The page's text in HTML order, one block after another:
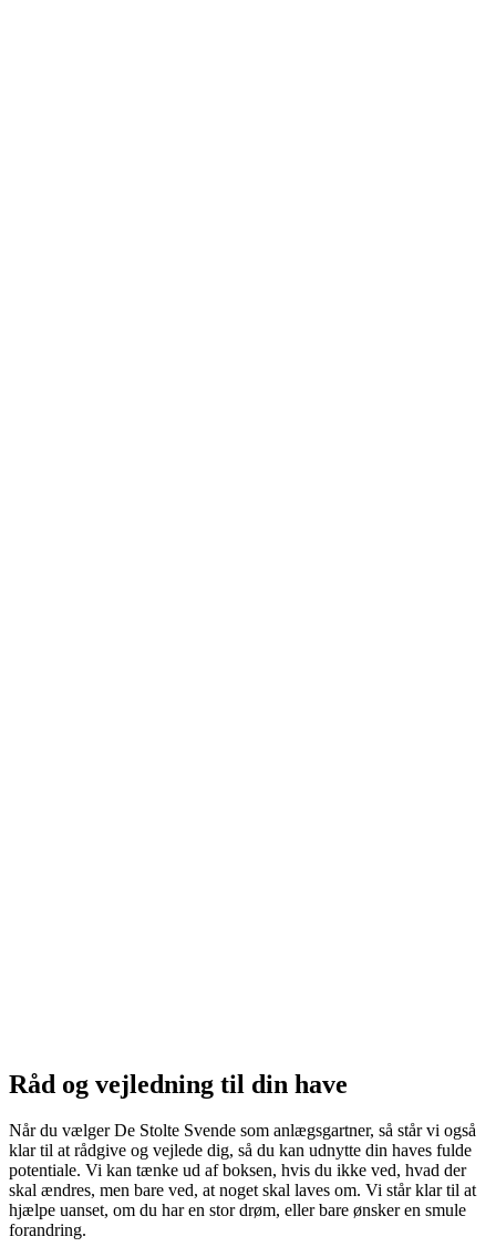
Råd og vejledning til din have
Når du vælger De Stolte Svende som anlægsgartner, så står vi også
klar til at rådgive og vejlede dig, så du kan udnytte din haves fulde
potentiale. Vi kan tænke ud af boksen, hvis du ikke ved, hvad der
skal ændres, men bare ved, at noget skal laves om. Vi står klar til at
hjælpe uanset, om du har en stor drøm, eller bare ønsker en smule
forandring.